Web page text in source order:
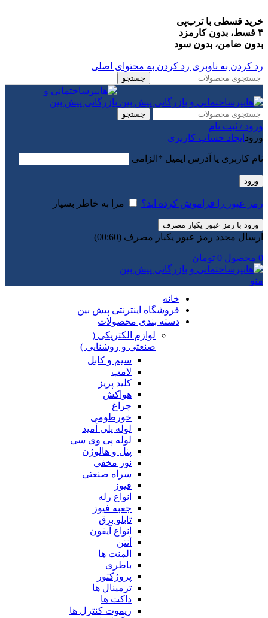
خرید قسطی با ترب‌پی
۴ قسط، بدون کارمزد
بدون ضامن، بدون سود
رد کردن به ناوبری رد کردن به محتوای اصلی
جستجو
جستجو
ورود / ثبت نام
ورود ایجاد حساب کاربری
نام کاربری یا آدرس ایمیل * الزامی
ورود
رمز عبور را فراموش کرده اید؟ مرا به خاطر بسپار
ورود با رمز عبور یکبار مصرف
ارسال مجدد رمز عبور یکبار مصرف (00:
60
)
0 محصول 0 تومان
منو
خانه
فروشگاه اینترنتی پیش بین
دسته بندی محصولات
لوازم الکتریکی (
صنعتی و روشنایی )
سیم و کابل
لامپ
کلید پریز
هواکش
چراغ
خورطومی
لوله پلی آمید
لوله پی وی سی
پنل و هالوژن
نور مخفی
سراه صنعتی
فیوز
انواع رله
جعبه فیوز
تابلو برق
انواع آیفون
آنتن
المنت ها
باطری
پروژکتور
ترمینال ها
داکت ها
ریموت کنترل ها